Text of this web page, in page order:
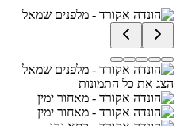
הצג את כל התמונות